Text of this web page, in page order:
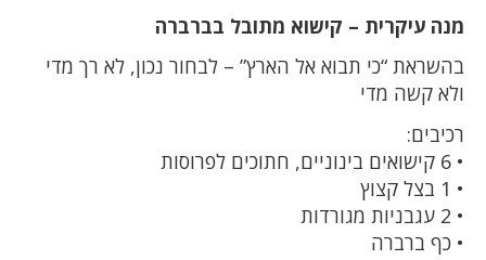
מנה עיקרית – קישוא מתובל בברברה
בהשראת “כי תבוא אל הארץ” – לבחור נכון, לא רך מדי
ולא קשה מדי
רכיבים:
• 6 קישואים בינוניים, חתוכים לפרוסות
• 1 בצל קצוץ
• 2 עגבניות מגורדות
• כף ברברה